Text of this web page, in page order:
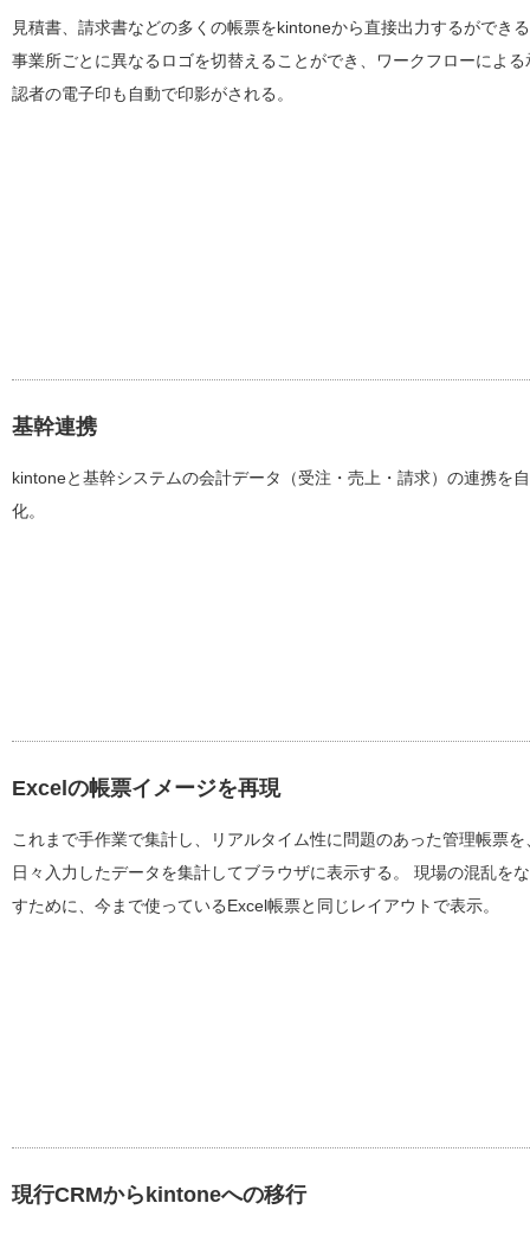
見積書、請求書などの多くの帳票をkintoneから直接出力するができ
事業所ごとに異なるロゴを切替えることができ、ワークフローによる
認者の電子印も自動で印影がされる。
基幹連携
kintoneと基幹システムの会計データ（受注・売上・請求）の連携を
化。
Excelの帳票イメージを再現
これまで手作業で集計し、リアルタイム性に問題のあった管理帳票を
日々入力したデータを集計してブラウザに表示する。 現場の混乱を
すために、今まで使っているExcel帳票と同じレイアウトで表示。
現行CRMからkintoneへの移行